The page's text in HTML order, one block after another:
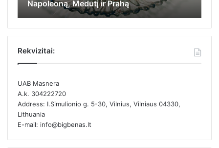
kamputį ir likti nepastebėta
Rekvizitai:
UAB Masnera
A.k. 304222720
Address: I.Simulionio g. 5-30, Vilnius, Vilniaus 04330,
Lithuania
E-mail: info@bigbenas.lt